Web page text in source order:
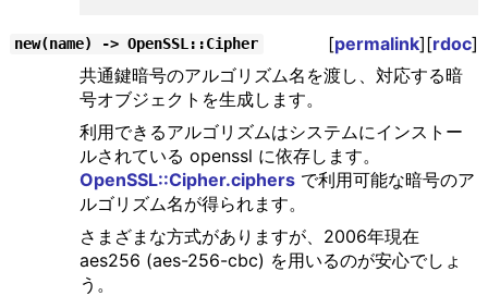
new(name) -> OpenSSL::Cipher [permalink][rdoc]
共通鍵暗号のアルゴリズム名を渡し、対応する暗
号オブジェクトを生成します。
利用できるアルゴリズムはシステムにインストー
ルされている openssl に依存します。
OpenSSL::Cipher.ciphersで利用可能な暗号のア
ルゴリズム名が得られます。
さまざまな方式がありますが、2006年現在
aes256 (aes-256-cbc) を用いるのが安心でしょ
う。